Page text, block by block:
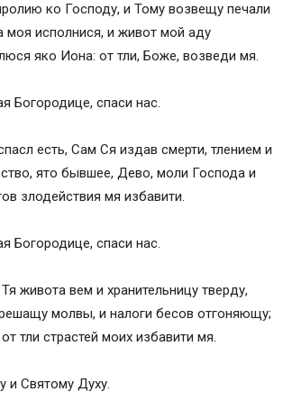
ко Господу, и Тому возвещу печали
моя исполнися, и живот мой аду
яко Иона: от тли, Боже, возведи мя.
Богородице, спаси нас.
есть, Сам Ся издaв смерти, тлением и
ято бывшее, Дево, моли Господа и
злодействия мя избaвити.
Богородице, спаси нас.
живота вем и хранительницу тверду,
молвы, и налоги бесов отгоняющу;
тли страстей моих избaвити мя.
и Святому Духу.